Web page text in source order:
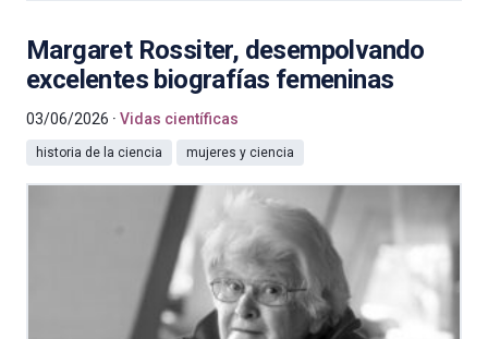
Margaret Rossiter, desempolvando
excelentes biografías femeninas
03/06/2026 Vidas científicas
historia de la ciencia mujeres y ciencia